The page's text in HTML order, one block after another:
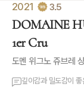
2021 3.5
DOMAINE
1er Cru
도멘 위그노 쥬브레
깊이감과 밀도감이 좋